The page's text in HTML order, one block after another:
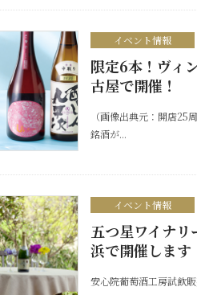
イベント情報
限定6本！ヴィ
古屋で開催！
（画像出典元：開店25
銘酒が...
イベント情報
五つ星ワイナ
浜で開催します
安心院葡萄酒工房試飲